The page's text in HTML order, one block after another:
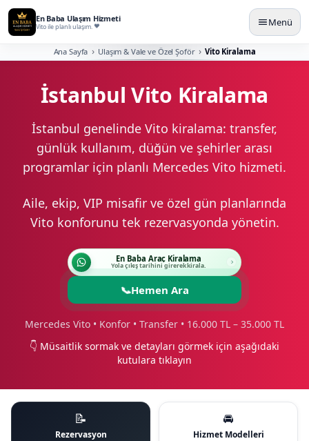
En Baba Ulaşım Hizmeti
Vito ile planlı ulaşım. Menü
Ana Sayfa Ulaşım & Vale ve Özel Şoför Vito Kiralama
İstanbul Vito Kiralama
İstanbul genelinde Vito kiralama: transfer,
günlük kullanım, düğün ve şehirler arası
programlar için planlı Mercedes Vito hizmeti.
Aile, ekip, VIP misafir ve özel gün planlarında
Vito konforunu tek rezervasyonda yönetin.
En Baba Araç Kiralama
Yola çıkış tarihini girerek kirala.
📞Hemen Ara
Mercedes Vito • Konfor • Transfer • 16.000 TL – 35.000 TL
👇 Müsaitlik sormak ve detayları görmek için aşağıdaki
kutulara tıklayın
📝
Rezervasyon
🚘
Hizmet Modelleri